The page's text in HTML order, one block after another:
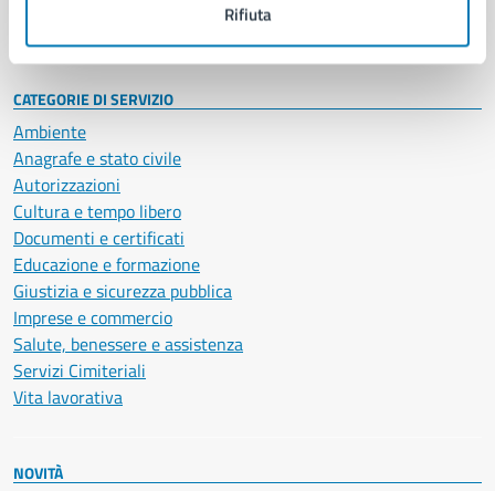
Rifiuta
Intranet, posta aziendale e protocollo
CATEGORIE DI SERVIZIO
Ambiente
Anagrafe e stato civile
Autorizzazioni
Cultura e tempo libero
Documenti e certificati
Educazione e formazione
Giustizia e sicurezza pubblica
Imprese e commercio
Salute, benessere e assistenza
Servizi Cimiteriali
Vita lavorativa
NOVITÀ